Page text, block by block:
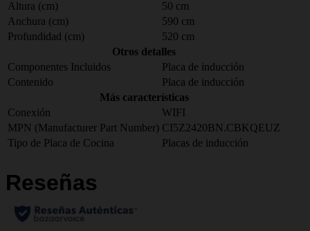
Altura (cm)
50 cm
Anchura (cm)
590 cm
Profundidad (cm)
520 cm
Otros detalles
Componentes Incluidos
Placa de inducción
Contenido
Placa de inducción
Más características
Conexión
WIFI
MPN (Manufacturer Part Number) CI5Z2420BN.CBKQEUZ
Tipo de Placa de Cocina
Placas de inducción